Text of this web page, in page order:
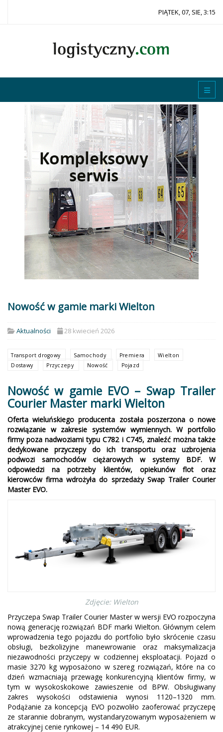
PIĄTEK, 07, SIE, 3:15
Nowość w gamie marki Wielton
Aktualności 28 kwiecień 2026
Transport drogowy Samochody Premiera
Wielton
Dostawy
Przyczepy Nowość Pojazd
Nowość w gamie EVO – Swap Trailer
Courier Master marki Wielton
Oferta wieluńskiego producenta została poszerzona o nowe
rozwiązanie w zakresie systemów wymiennych. W portfolio
firmy poza nadwoziami typu C782 i C745, znaleźć można także
dedykowane przyczepy do ich transportu oraz uzbrojenia
podwozi samochodów ciężarowych w systemy BDF. W
odpowiedzi na potrzeby klientów, opiekunów flot oraz
kierowców firma wdrożyła do sprzedaży Swap Trailer Courier
Master EVO.
Zdjęcie: Wielton
Przyczepa Swap Trailer Courier Master w wersji EVO rozpoczyna
nową generację rozwiązań BDF marki Wielton. Głównym celem
wprowadzenia tego pojazdu do portfolio było skrócenie czasu
obsługi, bezkolizyjne manewrowanie oraz maksymalizacja
niezawodności przyczepy w codziennej eksploatacji. Pojazd o
masie 3270 kg wyposażono w szereg rozwiązań, które na co
dzień wzmacniają przewagę konkurencyjną klientów firmy, w
tym w wysokoskokowe zawieszenie od BPW. Obsługiwany
zakres wysokości odstawienia wynosi 1120–1320 mm.
Podążanie za koncepcją EVO pozwoliło zaoferować przyczepę
ze starannie dobranym, wystandaryzowanym wyposażeniem w
atrakcyjnej cenie rynkowej – 14 490 EUR.